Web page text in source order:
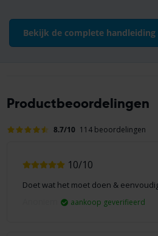
Bekijk de complete handleiding
Productbeoordelingen
8.7/10 114 beoordelingen
10/10
Doet wat het moet doen &
aankoop geverifieerd